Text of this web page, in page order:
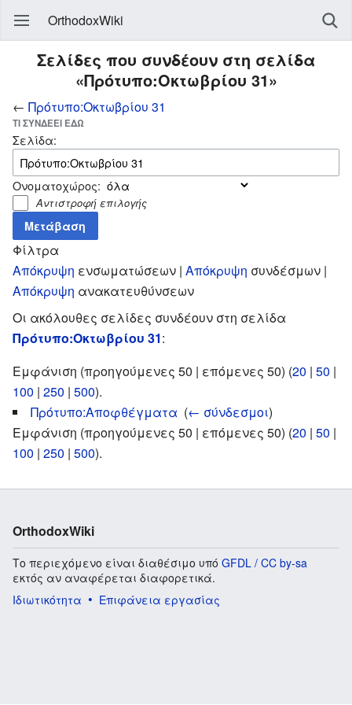
OrthodoxWiki
Σελίδες που συνδέουν στη σελίδα
«Πρότυπο:Οκτωβρίου 31»
← Πρότυπο:Οκτωβρίου 31
ΤΙ ΣΥΝΔΈΕΙ ΕΔΏ
Σελίδα:
Ονοματοχώρος:
Αντιστροφή επιλογής
Φίλτρα
Απόκρυψη ενσωματώσεων | Απόκρυψη συνδέσμων |
Απόκρυψη ανακατευθύνσεων
Οι ακόλουθες σελίδες συνδέουν στη σελίδα
Πρότυπο:Οκτωβρίου 31:
Εμφάνιση (προηγούμενες 50 | επόμενες 50) (20 | 50 |
100 | 250 | 500).
Πρότυπο:Αποφθέγματα (← σύνδεσμοι)
Εμφάνιση (προηγούμενες 50 | επόμενες 50) (20 | 50 |
100 | 250 | 500).
OrthodoxWiki
Το περιεχόμενο είναι διαθέσιμο υπό GFDL / CC by-sa
εκτός αν αναφέρεται διαφορετικά.
Ιδιωτικότητα
Επιφάνεια εργασίας